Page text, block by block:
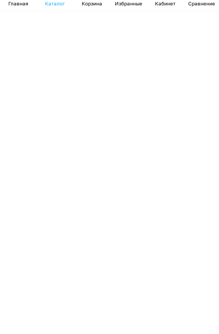
Главная Каталог Корзина Избранные Кабинет Сравнение